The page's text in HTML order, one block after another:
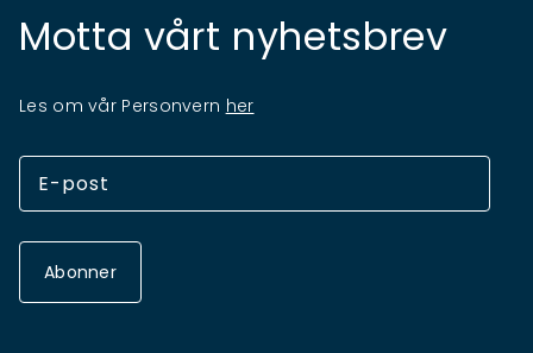
Motta vårt nyhetsbrev
Les om vår Personvern her
Abonner